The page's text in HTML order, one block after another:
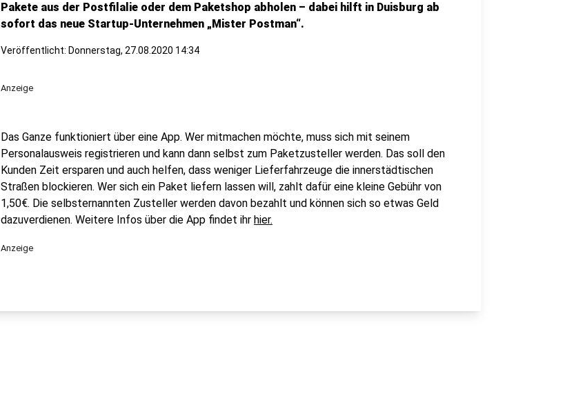
Pakete aus der Postfilalie oder dem Paketshop abholen – dabei hilft in Duisburg ab
sofort das neue Startup-Unternehmen „Mister Postman“.
Veröffentlicht: Donnerstag, 27.08.2020 14:34
Anzeige
Das Ganze funktioniert über eine App. Wer mitmachen möchte, muss sich mit seinem
Personalausweis registrieren und kann dann selbst zum Paketzusteller werden. Das soll den
Kunden Zeit ersparen und auch helfen, dass weniger Lieferfahrzeuge die innerstädtischen
Straßen blockieren. Wer sich ein Paket liefern lassen will, zahlt dafür eine kleine Gebühr von
1,50€. Die selbsternannten Zusteller werden davon bezahlt und können sich so etwas Geld
dazuverdienen. Weitere Infos über die App findet ihr hier.
Anzeige